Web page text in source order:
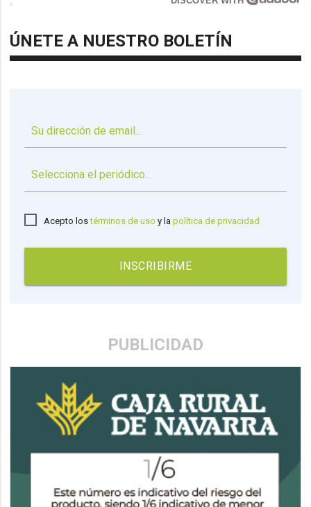
ÚNETE A NUESTRO BOLETÍN
Acepto lostérminos de uso y lapolítica de privacidad
INSCRIBIRME
PUBLICIDAD